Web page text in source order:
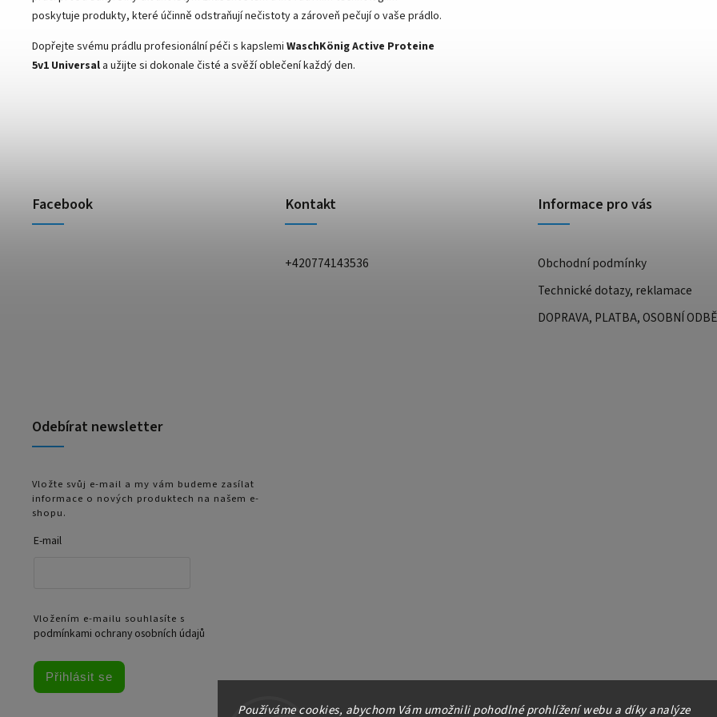
Používáme cookies, abychom Vám umožnili pohodlné prohlížení webu a díky analýze
poskytuje produkty, které účinně odstraňují nečistoty a zároveň pečují o vaše prádlo.
Dopřejte svému prádlu profesionální péči s kapslemi WaschKönig Active Proteine
5v1 Universal a užijte si dokonale čisté a svěží oblečení každý den.
Facebook Kontakt
+420774143536
Informace pro vás
Obchodní podmínky
Technické dotazy, reklamace
DOPRAVA, PLATBA, OSOBNÍ
Odebírat newsletter
Vložte svůj e-mail a my vám budeme zasílat
informace o nových produktech na našem e-
shopu.
E-mail
Vložením e-mailu souhlasíte s
podmínkami ochrany osobních údajů
Přihlásit se